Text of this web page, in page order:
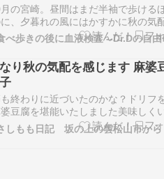
の宮崎。昼間はまだ半袖で歩ける
、夕暮れの風にはかすかに秋の気
狭間に、「秋を感じたい」と思い
。宮崎を代表する高級鮨店として名
材も演出もまるで舞台のよう。暖
ら、非日常が静かに始まります。
べ歩きの後に血液検査 --Dr.Dの自由
り秋の気配を感じます 麻婆
終わりに近づいたのかな？ドリフ
豆腐を堪能いたしました美味しく
ごちそうさま。
しもも日記 坂の上の雲松山市から